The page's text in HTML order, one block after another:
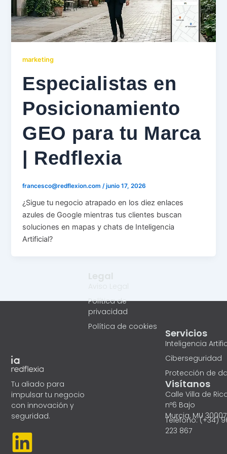
marketing
Especialistas en
Posicionamiento
GEO para tu Marca
| Redflexia
francesco@redflexion.com/junio 17, 2026
¿Sigue tu negocio atrapado en los diez enlaces
azules de Google mientras tus clientes buscan
soluciones en mapas y chats de Inteligencia
Artificial?
Tu aliado para
impulsar tu negocio
con innovación y
seguridad.
L
Política de
privacidad
Política de cookies
Servicios
Inteligencia
Ciberseguridad
Protección de
Visítanos
Calle Villa de
nº6 Bajo
Murcia, MU 30007
Teléfono: (+34)
223 867